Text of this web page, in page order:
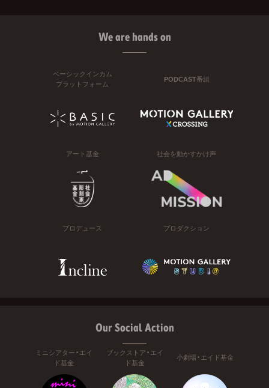
We are hands on
ベーシックインカム
プラットフォーム
PODCAST番組
アート基金 社会を動かすかけ声
プロデュース プロダクション
Our Social Action
ミニシアター・エイ
ド基金
ブックストア・エイ
ド基金
小劇場・エイド基金